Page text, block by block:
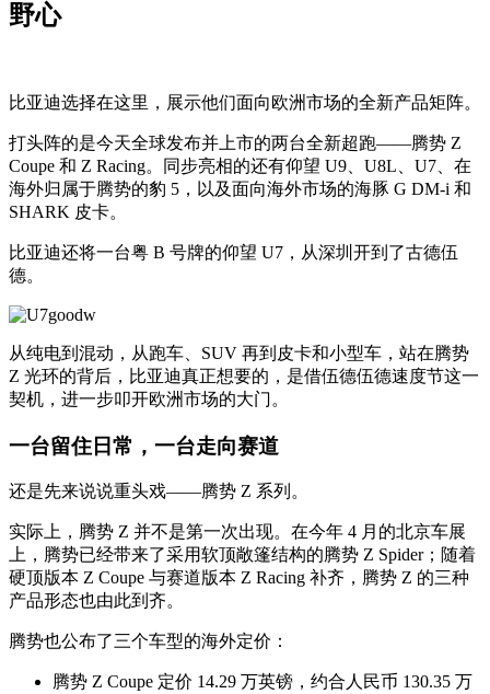
野心
比亚迪选择在这里，展示他们面向欧洲市场的全新产品矩阵。
打头阵的是今天全球发布并上市的两台全新超跑——腾势 Z
Coupe 和 Z Racing。同步亮相的还有仰望 U9、U8L、U7、在
海外归属于腾势的豹 5，以及面向海外市场的海豚 G DM-i 和
SHARK 皮卡。
比亚迪还将一台粤 B 号牌的仰望 U7，从深圳开到了古德伍
德。
从纯电到混动，从跑车、SUV 再到皮卡和小型车，站在腾势
Z 光环的背后，比亚迪真正想要的，是借伍德伍德速度节这一
契机，进一步叩开欧洲市场的大门。
一台留住日常，一台走向赛道
还是先来说说重头戏——腾势 Z 系列。
实际上，腾势 Z 并不是第一次出现。在今年 4 月的北京车展
上，腾势已经带来了采用软顶敞篷结构的腾势 Z Spider；随着
硬顶版本 Z Coupe 与赛道版本 Z Racing 补齐，腾势 Z 的三种
产品形态也由此到齐。
腾势也公布了三个车型的海外定价：
腾势 Z Coupe 定价 14.29 万英镑，约合人民币 130.35 万